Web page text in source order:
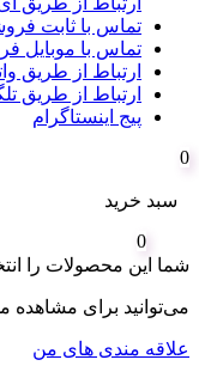
تماس با ثابت
تماس با موبایل
ارتباط از طریق
ارتباط از طریق
پیج اینستاگرام
0
سبد خرید
0
شما این محصولات را
می‌توانید برای مشاهده
علاقه مندی های من